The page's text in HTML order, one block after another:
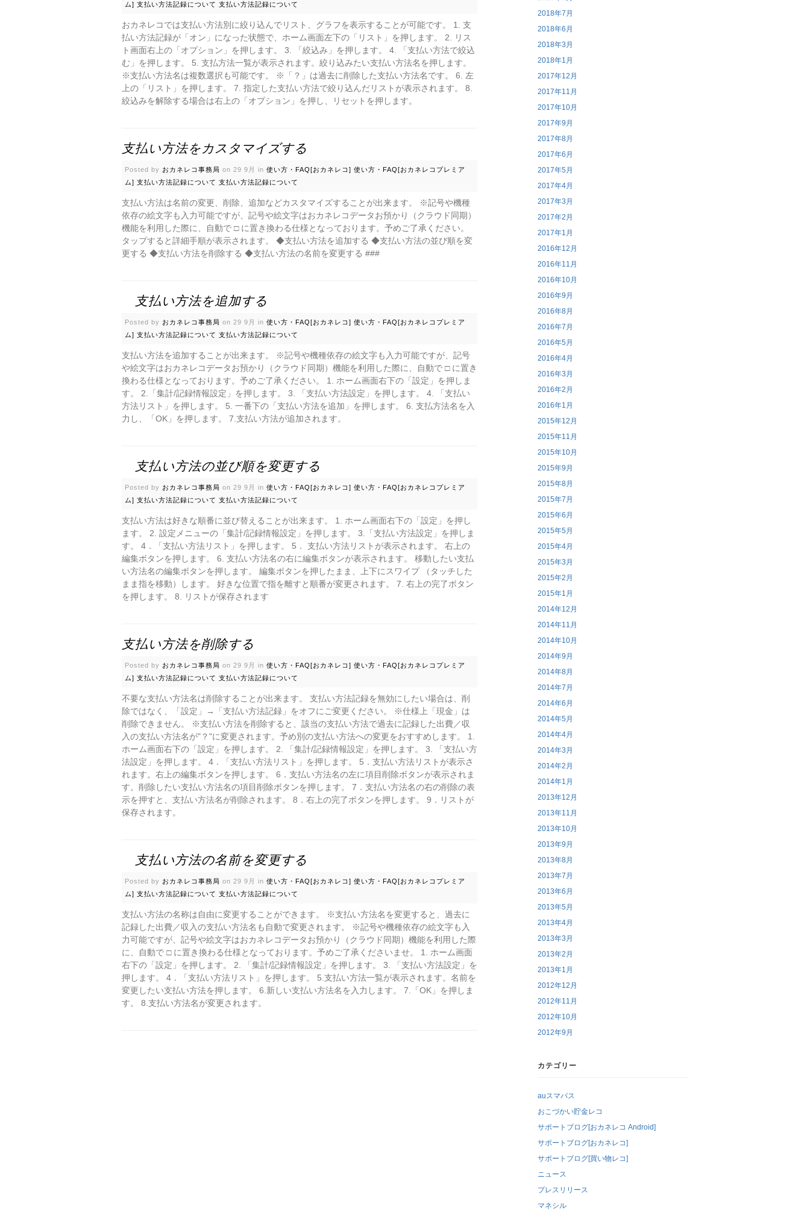
ム] 支払い方法記録について 支払い方法記録について
おカネレコでは支払い方法別に絞り込んでリスト、グラフを表示することが可能です。 1. 支
払い方法記録が「オン」になった状態で、ホーム画面左下の「リスト」を押します。 2. リス
ト画面右上の「オプション」を押します。 3. 「絞込み」を押します。 4. 「支払い方法で絞込
む」を押します。 5. 支払方法一覧が表示されます。絞り込みたい支払い方法名を押します。
※支払い方法名は複数選択も可能です。 ※「？」は過去に削除した支払い方法名です。 6. 左
上の「リスト」を押します。 7. 指定した支払い方法で絞り込んだリストが表示されます。 8.
絞込みを解除する場合は右上の「オプション」を押し、リセットを押します。
支払い方法をカスタマイズする
Posted by おカネレコ事務局 on 29 9月 in 使い方・FAQ[おカネレコ] 使い方・FAQ[おカネレコプレミア
ム] 支払い方法記録について 支払い方法記録について
支払い方法は名前の変更、削除、追加などカスタマイズすることが出来ます。 ※記号や機種
依存の絵文字も入力可能ですが、記号や絵文字はおカネレコデータお預かり（クラウド同期）
機能を利用した際に、自動で □ に置き換わる仕様となっております。予めご了承ください。
タップすると詳細手順が表示されます。 ◆支払い方法を追加する ◆支払い方法の並び順を変
更する ◆支払い方法を削除する ◆支払い方法の名前を変更する ###
支払い方法を追加する
Posted by おカネレコ事務局 on 29 9月 in 使い方・FAQ[おカネレコ] 使い方・FAQ[おカネレコプレミア
ム] 支払い方法記録について 支払い方法記録について
支払い方法を追加することが出来ます。 ※記号や機種依存の絵文字も入力可能ですが、記号
や絵文字はおカネレコデータお預かり（クラウド同期）機能を利用した際に、自動で □ に置き
換わる仕様となっております。予めご了承ください。 1. ホーム画面右下の「設定」を押しま
す。 2.「集計/記録情報設定」を押します。 3. 「支払い方法設定」を押します。 4. 「支払い
方法リスト」を押します。 5. 一番下の「支払い方法を追加」を押します。 6. 支払方法名を入
力し、「OK」を押します。 7.支払い方法が追加されます。
支払い方法の並び順を変更する
Posted by おカネレコ事務局 on 29 9月 in 使い方・FAQ[おカネレコ] 使い方・FAQ[おカネレコプレミア
ム] 支払い方法記録について 支払い方法記録について
支払い方法は好きな順番に並び替えることが出来ます。 1. ホーム画面右下の「設定」を押し
ます。 2. 設定メニューの「集計/記録情報設定」を押します。 3.「支払い方法設定」を押しま
す。 4．「支払い方法リスト」を押します。 5． 支払い方法リストが表示されます。 右上の
編集ボタンを押します。 6. 支払い方法名の右に編集ボタンが表示されます。 移動したい支払
い方法名の編集ボタンを押します。 編集ボタンを押したまま、上下にスワイプ （タッチした
まま指を移動）します。 好きな位置で指を離すと順番が変更されます。 7. 右上の完了ボタン
を押します。 8. リストが保存されます
支払い方法を削除する
Posted by おカネレコ事務局 on 29 9月 in 使い方・FAQ[おカネレコ] 使い方・FAQ[おカネレコプレミア
ム] 支払い方法記録について 支払い方法記録について
不要な支払い方法名は削除することが出来ます。 支払い方法記録を無効にしたい場合は、削
除ではなく、「設定」→「支払い方法記録」をオフにご変更ください。 ※仕様上「現金」は
削除できません。 ※支払い方法を削除すると、該当の支払い方法で過去に記録した出費／収
入の支払い方法名が"？"に変更されます。予め別の支払い方法への変更をおすすめします。 1.
ホーム画面右下の「設定」を押します。 2. 「集計/記録情報設定」を押します。 3. 「支払い方
法設定」を押します。 4．「支払い方法リスト」を押します。 5．支払い方法リストが表示さ
れます。右上の編集ボタンを押します。 6．支払い方法名の左に項目削除ボタンが表示されま
す。削除したい支払い方法名の項目削除ボタンを押します。 7．支払い方法名の右の削除の表
示を押すと、支払い方法名が削除されます。 8．右上の完了ボタンを押します。 9．リストが
保存されます。
支払い方法の名前を変更する
Posted by おカネレコ事務局 on 29 9月 in 使い方・FAQ[おカネレコ] 使い方・FAQ[おカネレコプレミア
ム] 支払い方法記録について 支払い方法記録について
支払い方法の名称は自由に変更することができます。 ※支払い方法名を変更すると、過去に
記録した出費／収入の支払い方法名も自動で変更されます。 ※記号や機種依存の絵文字も入
力可能ですが、記号や絵文字はおカネレコデータお預かり（クラウド同期）機能を利用した際
に、自動で □ に置き換わる仕様となっております。予めご了承くださいませ。 1. ホーム画面
右下の「設定」を押します。 2. 「集計/記録情報設定」を押します。 3. 「支払い方法設定」を
押します。 4．「支払い方法リスト」を押します。 5.支払い方法一覧が表示されます。名前を
変更したい支払い方法を押します。 6.新しい支払い方法名を入力します。 7.「OK」を押しま
す。 8.支払い方法名が変更されます。
2018年7月
2018年6月
2018年3月
2018年1月
2017年12月
2017年11月
2017年10月
2017年9月
2017年8月
2017年6月
2017年5月
2017年4月
2017年3月
2017年2月
2017年1月
2016年12月
2016年11月
2016年10月
2016年9月
2016年8月
2016年7月
2016年5月
2016年4月
2016年3月
2016年2月
2016年1月
2015年12月
2015年11月
2015年10月
2015年9月
2015年8月
2015年7月
2015年6月
2015年5月
2015年4月
2015年3月
2015年2月
2015年1月
2014年12月
2014年11月
2014年10月
2014年9月
2014年8月
2014年7月
2014年6月
2014年5月
2014年4月
2014年3月
2014年2月
2014年1月
2013年12月
2013年11月
2013年10月
2013年9月
2013年8月
2013年7月
2013年6月
2013年5月
2013年4月
2013年3月
2013年2月
2013年1月
2012年12月
2012年11月
2012年10月
2012年9月
カテゴリー
auスマパス
おこづかい貯金レコ
サポートブログ[おカネレコ Android]
サポートブログ[おカネレコ]
サポートブログ[買い物レコ]
ニュース
プレスリリース
マネシル